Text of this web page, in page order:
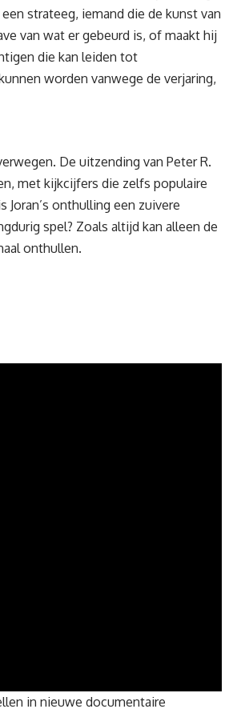
strateeg, iemand die de kunst van
van wat er gebeurd is, of maakt hij
die kan leiden tot
worden vanwege de verjaring,
De uitzending van Peter R.
met kijkcijfers die zelfs populaire
onthulling een zuivere
spel? Zoals altijd kan alleen de
onthullen.
in nieuwe documentaire